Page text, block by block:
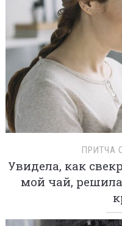
ПРИТЧА
Увидела, как
мой чай,